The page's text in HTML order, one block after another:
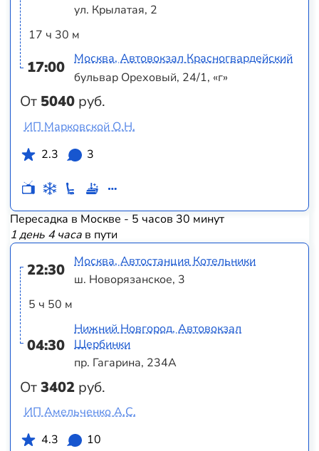
17 ч 30 м
17:00
От 5040 руб.
ул. Крылатая, 2
Москва, Автовокзал Красногвардейский
бульвар Ореховый, 24/1, «г»
ИП Марковской О.Н.
2.3
3
Пересадка в Москве - 5 часов 30 минут
1 день 4 часав пути
22:30
5 ч 50 м
04:30
От3402 руб.
Москва, Автостанция Котельники
ш. Новорязанское, 3
Нижний Новгород, Автовокзал
Щербинки
пр. Гагарина, 234А
ИП Амельченко А.С.
4.3
10